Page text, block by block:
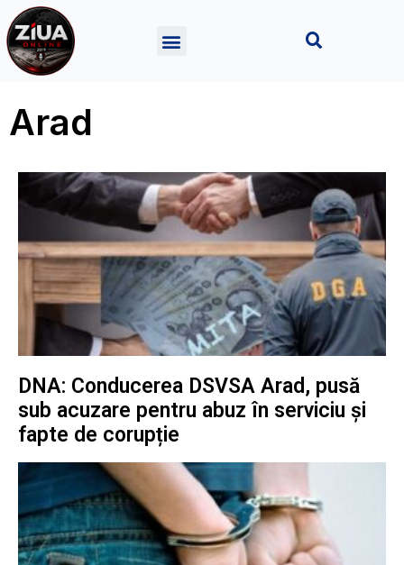
Arad
DNA: Conducerea DSVSA Arad, pusă
sub acuzare pentru abuz în serviciu și
fapte de corupție